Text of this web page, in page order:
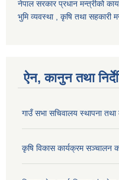
नेपाल सरकार प्रधान मन्त्रीको
भुमि व्यवस्था , कृषि तथा सहकारी
ऐन, कानुन तथा
गाउँ सभा सचिवालय स्थापना तथा
कृषि विकास कार्यक्रम सञ्चालन